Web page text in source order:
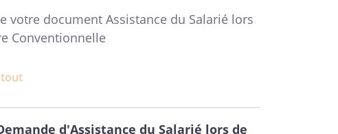
_________________________________
votre document Assistance du Salarié lors
Conventionnelle
d'Assistance du Salarié lors de